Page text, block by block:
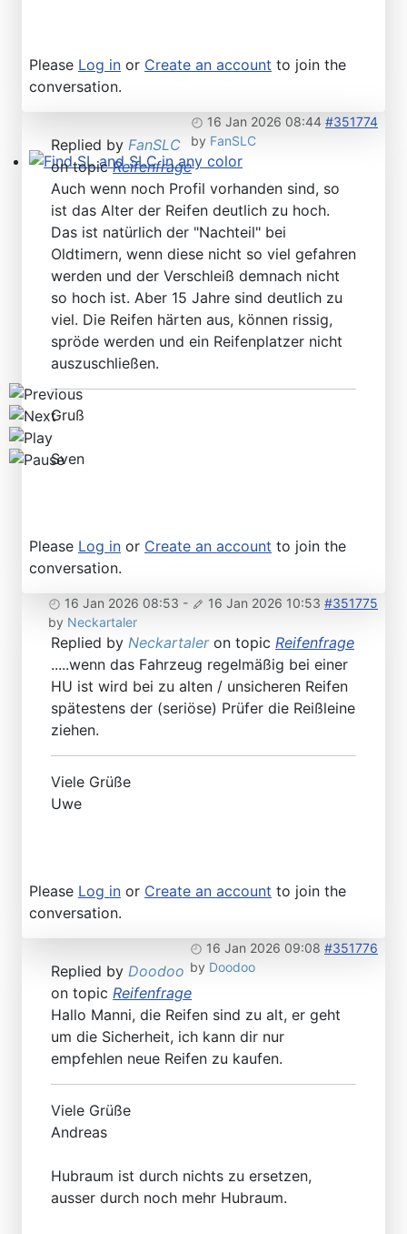
Find SL and SLC in any color
Please Log in or Create an account to join the
conversation.
16 Jan 2026 08:44 #351774
by FanSLC
Replied by FanSLC
on topicReifenfrage
Auch wenn noch Profil vorhanden sind, so
ist das Alter der Reifen deutlich zu hoch.
Das ist natürlich der "Nachteil" bei
Oldtimern, wenn diese nicht so viel gefahren
werden und der Verschleiß demnach nicht
so hoch ist. Aber 15 Jahre sind deutlich zu
viel. Die Reifen härten aus, können rissig,
spröde werden und ein Reifenplatzer nicht
auszuschließen.
Gruß
Sven
Please Log in or Create an account to join the
conversation.
16 Jan 2026 08:53 - 16 Jan 2026 10:53 #351775
by Neckartaler
Replied by Neckartaleron topic Reifenfrage
.....wenn das Fahrzeug regelmäßig bei einer
HU ist wird bei zu alten / unsicheren Reifen
spätestens der (seriöse) Prüfer die Reißleine
ziehen.
Viele Grüße
Uwe
Please Log in or Create an account to join the
conversation.
16 Jan 2026 09:08 #351776
by Doodoo
Replied by Doodoo
on topic Reifenfrage
Hallo Manni, die Reifen sind zu alt, er geht
um die Sicherheit, ich kann dir nur
empfehlen neue Reifen zu kaufen.
Viele Grüße
Andreas
Hubraum ist durch nichts zu ersetzen,
ausser durch noch mehr Hubraum.